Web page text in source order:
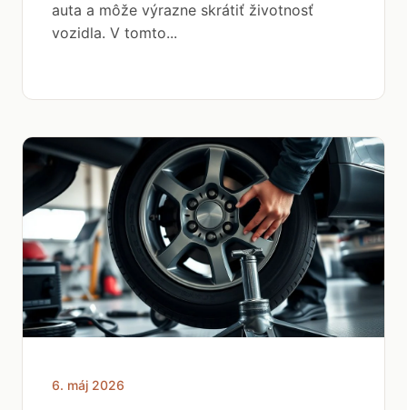
auta a môže výrazne skrátiť životnosť
vozidla. V tomto...
6. máj 2026